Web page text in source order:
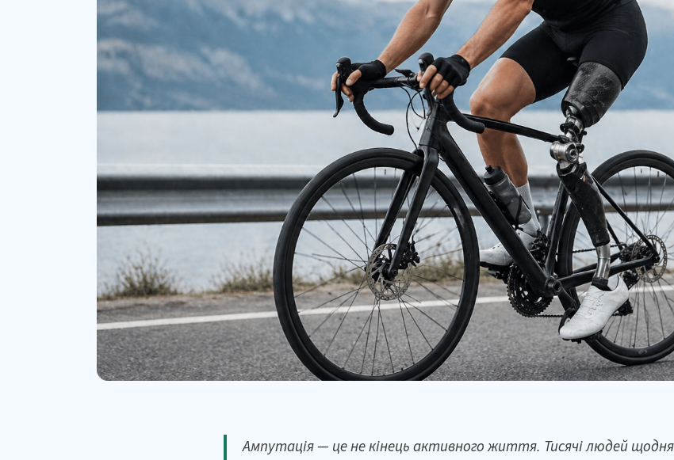
Ампутація — це не кінець активного життя. Тисячі людей